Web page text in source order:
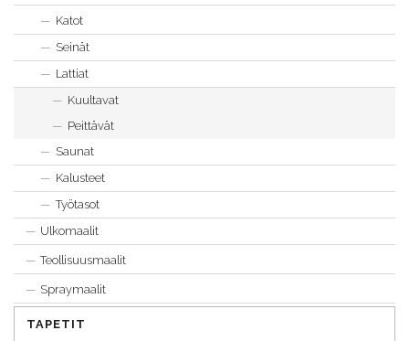
Katot
Seinät
Lattiat
Kuultavat
Peittävät
Saunat
Kalusteet
Työtasot
Ulkomaalit
Teollisuusmaalit
Spraymaalit
TAPETIT